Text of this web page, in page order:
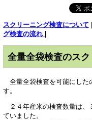
スクリーニング検査について
グ検査の流れ
全量全袋検査のス
全量全袋検査を可能にした
す。
２４年産米の検査数量は、
ていました。